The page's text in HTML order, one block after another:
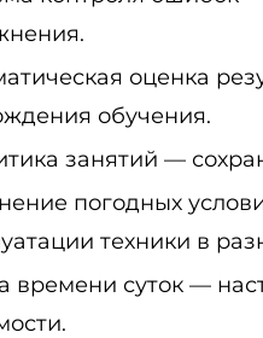
оценка
обучения.
занятий —
погодных
техники в
времени суток —